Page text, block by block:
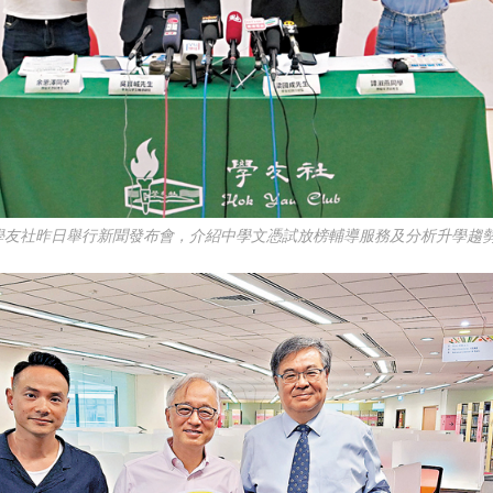
友社昨日舉行新聞發布會，介紹中學文憑試放榜輔導服務及分析升學趨